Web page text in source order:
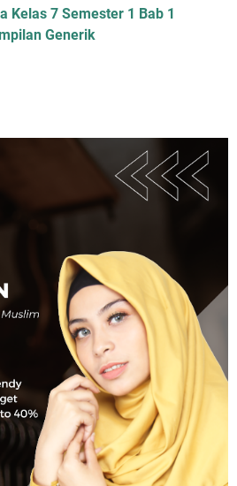
Kelas 7 Semester 1 Bab 1
Generik